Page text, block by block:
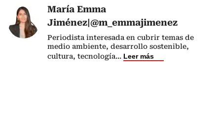
María Emma
Jiménez|@m_emmajimenez
Periodista interesada en cubrir temas de
medio ambiente, desarrollo sostenible,
cultura, tecnología... Leer más